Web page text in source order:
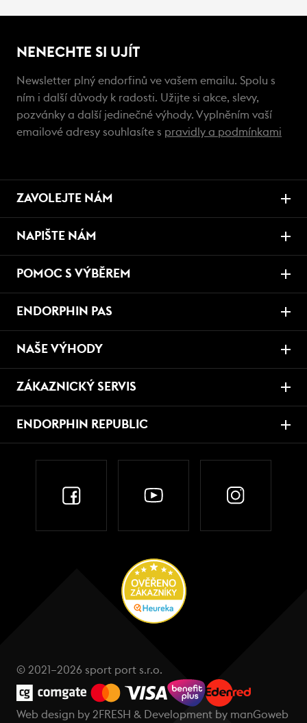
NENECHTE SI UJÍT
Newsletter plný endorfinů ve vašem emailu. Spolu s
ním i další důvody k radosti. Užijte si akce, slevy,
pozvánky a další jedinečné výhody. Vyplněním vaší
emailové adresy souhlasíte s pravidly a podmínkami
ZAVOLEJTE NÁM
NAPIŠTE NÁM
POMOC S VÝBĚREM
ENDORPHIN PAS
NAŠE VÝHODY
ZÁKAZNICKÝ SERVIS
ENDORPHIN REPUBLIC
© 2021–2026 sport port s.r.o.
Web design by 2FRESH & Development by manGoweb